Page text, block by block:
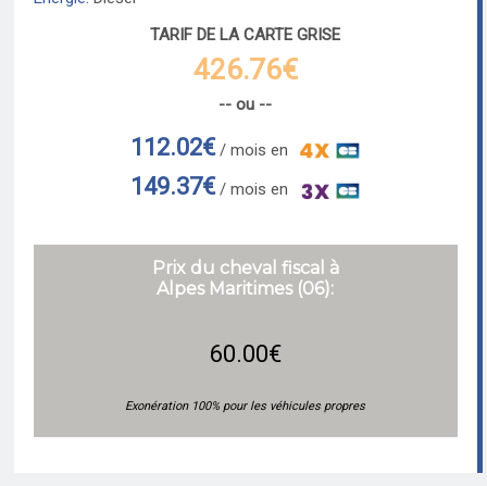
TARIF DE LA CARTE GRISE
426.76€
-- ou --
112.02€/ mois en
149.37€/ mois en
Prix du cheval fiscal à
Alpes Maritimes (06):
60.00€
Exonération 100% pour les véhicules propres